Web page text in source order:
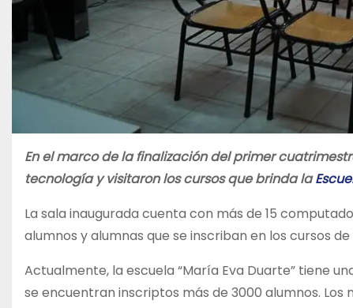
En el marco de la finalización del primer
tecnología y visitaron los cursos que brinda la
La sala inaugurada cuenta con más de 15
alumnos y alumnas que se inscriban en los cursos
Actualmente, la escuela “María Eva Duarte” tiene
se encuentran inscriptos más de 3000 alumnos.